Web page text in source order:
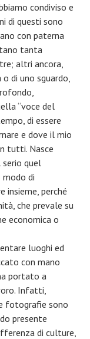
condiviso e
di questi sono
con paterna
tanta
altri ancora,
di uno sguardo,
“voce del
di essere
e dove il mio
tutti. Nasce
quel
modo di
insieme, perché
che prevale su
economica o
luoghi ed
con mano
portato a
Infatti,
fotografie sono
presente
di culture,